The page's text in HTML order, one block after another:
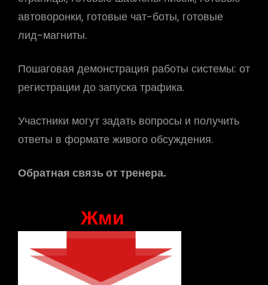
автоворонки, готовые чат-боты, готовые
лид-магниты.
Пошаговая демонстрация работы системы: от
регистрации до запуска трафика.
Участники могут задать вопросы и получить
ответы в формате живого обсуждения.
Обратная связь от тренера.
Жми